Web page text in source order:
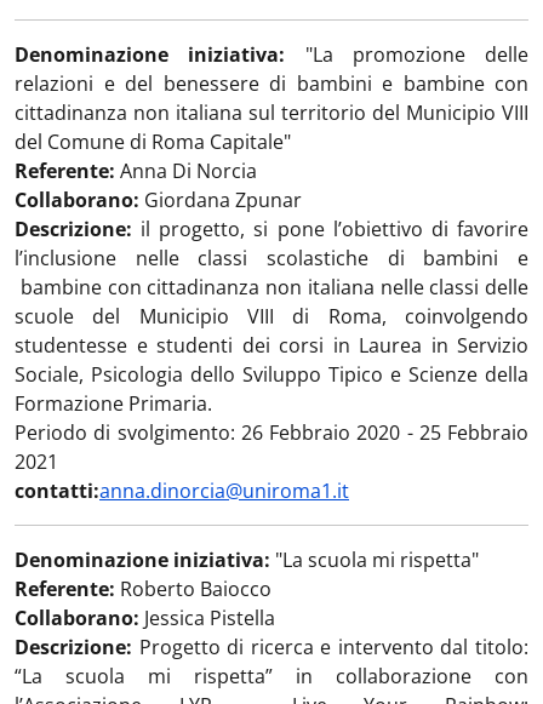
Denominazione iniziativa: "La promozione delle
relazioni e del benessere di bambini e bambine con
cittadinanza non italiana sul territorio del Municipio VIII
del Comune di Roma Capitale"
Referente: Anna Di Norcia
Collaborano: Giordana Zpunar
Descrizione: il progetto, si pone l’obiettivo di favorire
l’inclusione nelle classi scolastiche di bambini e
bambine con cittadinanza non italiana nelle classi delle
scuole del Municipio VIII di Roma, coinvolgendo
studentesse e studenti dei corsi in Laurea in Servizio
Sociale, Psicologia dello Sviluppo Tipico e Scienze della
Formazione Primaria.
Periodo di svolgimento: 26 Febbraio 2020 - 25 Febbraio
2021
contatti:anna.dinorcia@uniroma1.it
Denominazione iniziativa: "La scuola mi rispetta"
Referente: Roberto Baiocco
Collaborano: Jessica Pistella
Descrizione: Progetto di ricerca e intervento dal titolo:
“La scuola mi rispetta” in collaborazione con